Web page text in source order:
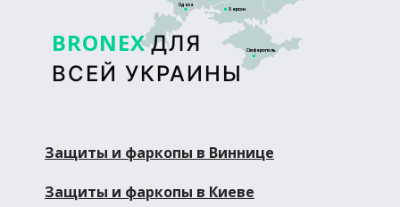
BRONEX ДЛЯ
ВСЕЙ УКРАИНЫ
Сімферополь
Херсон
Одеса
Защиты и фаркопы в Виннице
Защиты и фаркопы в Киеве